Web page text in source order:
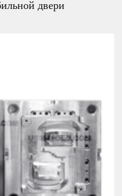
двери